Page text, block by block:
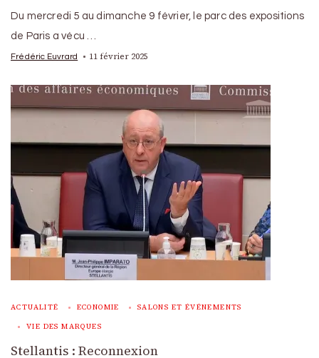
Du mercredi 5 au dimanche 9 février, le parc des expositions
de Paris a vécu …
Frédéric Euvrard 11 février 2025
ACTUALITÉ ECONOMIE SALONS ET ÉVÉNEMENTS
VIE DES MARQUES
Stellantis : Reconnexion